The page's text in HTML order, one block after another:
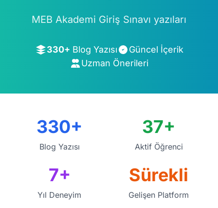
MEB Akademi Giriş Sınavı yazıları
330+ Blog Yazısı
Güncel İçerik
Uzman Önerileri
330+
Blog Yazısı
37+
Aktif Öğrenci
7+
Yıl Deneyim
Sürekli
Gelişen Platform